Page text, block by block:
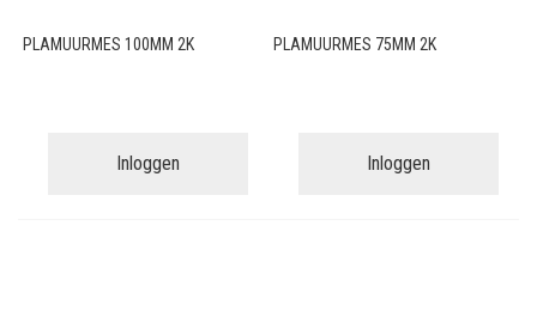
PLAMUURMES 100MM 2K
Inloggen
PLAMUURMES 75MM 2K
Inloggen